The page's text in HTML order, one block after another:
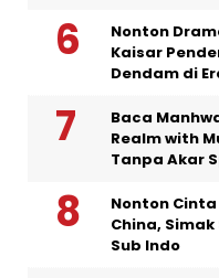
Nonton
Kaisar
Dendam di
Baca
Realm with
Tanpa Akar
Nonton
China,
Sub Indo